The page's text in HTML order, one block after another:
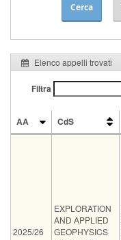
Cerca
Elenco appelli trovati
Filtra
AA CdS
2025/26
EXPLORATION
AND APPLIED
GEOPHYSICS